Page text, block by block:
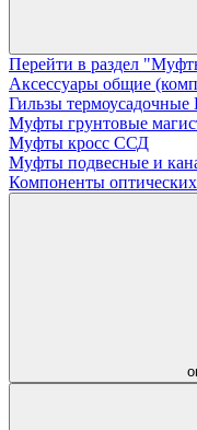
Перейти в раздел
Аксессуары общие
Гильзы
Муфты грунтовые
Муфты кросс ССД
Муфты подвесные и
Компоненты оптических